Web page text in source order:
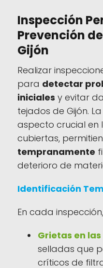
Inspección
Prevención
Gijón
Realizar
para detectar
iniciales y evitar
tejados de Gijón.
aspecto crucial en
cubiertas,
tempranamente
deterioro de
Identificación
En cada
Grietas en
selladas que
críticos de